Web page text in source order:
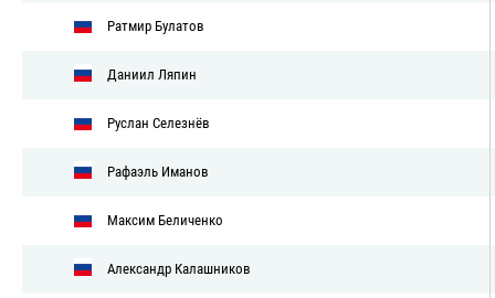
Ратмир Булатов
Даниил Ляпин
Руслан Селезнёв
Рафаэль Иманов
Максим Беличенко
Александр Калашников